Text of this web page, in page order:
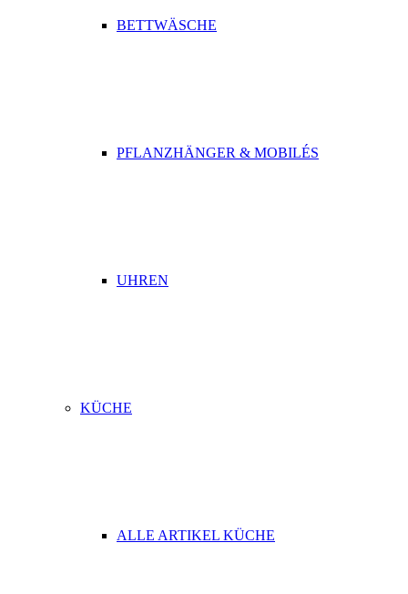
BETTWÄSCHE
PFLANZHÄNGER & MOBILÉS
UHREN
KÜCHE
ALLE ARTIKEL KÜCHE